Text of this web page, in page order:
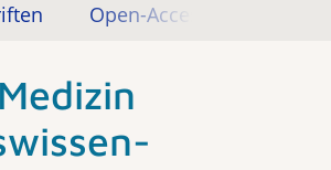
Open-Access-Bücher